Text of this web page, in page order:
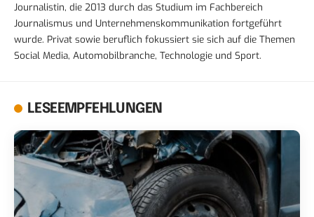
Journalistin, die 2013 durch das Studium im Fachbereich
Journalismus und Unternehmenskommunikation fortgeführt
wurde. Privat sowie beruflich fokussiert sie sich auf die Themen
Social Media, Automobilbranche, Technologie und Sport.
LESEEMPFEHLUNGEN